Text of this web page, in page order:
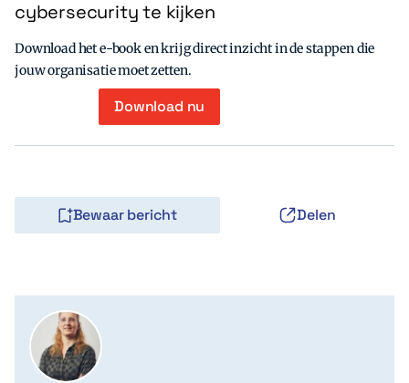
cybersecurity te kijken
Download het e-book en krijg direct inzicht in de stappen die
jouw organisatie moet zetten.
Download nu
Bewaar bericht Delen